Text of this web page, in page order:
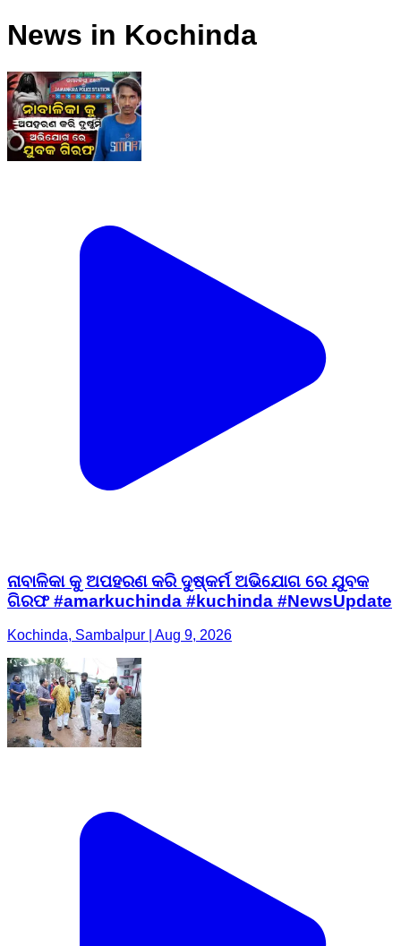
News in Kochinda
ନାବାଳିକା କୁ ଅପହରଣ କରି ଦୁଷ୍କର୍ମ ଅଭିଯୋଗ ରେ ଯୁବକ
ଗିରଫ #amarkuchinda #kuchinda #NewsUpdate
Kochinda, Sambalpur | Aug 9, 2026